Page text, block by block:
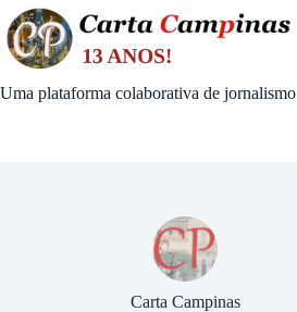
Skip
to
content
Uma plataforma colaborativa de jornalismo
Carta Campinas